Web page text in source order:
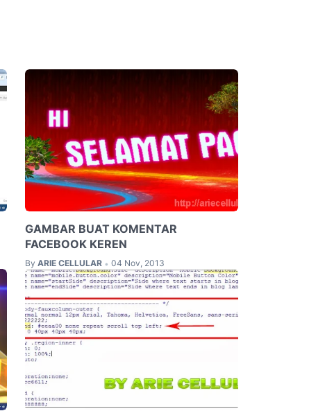
GAMBAR BUAT KOMENTAR
FACEBOOK KEREN
By ARIE CELLULAR • 04 Nov, 2013